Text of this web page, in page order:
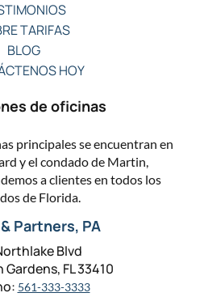
TARIFAS
BLOG
HOY
de oficinas
principales se encuentran en
y el condado de Martin,
a clientes en todos los
de Florida.
Partners, PA
Blvd
Gardens, FL 33410
561-333-3333